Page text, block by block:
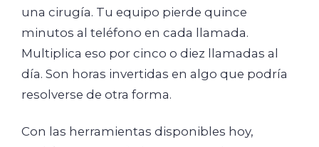
una cirugía. Tu equipo pierde quince
minutos al teléfono en cada llamada.
Multiplica eso por cinco o diez llamadas al
día. Son horas invertidas en algo que podría
resolverse de otra forma.
Con las herramientas disponibles hoy,